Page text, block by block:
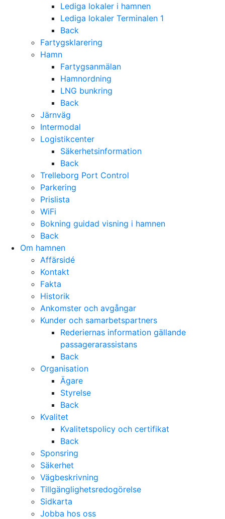
Lediga lokaler i hamnen
Lediga lokaler Terminalen 1
Back
Fartygsklarering
Hamn
Fartygsanmälan
Hamnordning
LNG bunkring
Back
Järnväg
Intermodal
Logistikcenter
Säkerhetsinformation
Back
Trelleborg Port Control
Parkering
Prislista
WiFi
Bokning guidad visning i hamnen
Back
Om hamnen
Affärsidé
Kontakt
Fakta
Historik
Ankomster och avgångar
Kunder och samarbetspartners
Rederiernas information gällande
passagerarassistans
Back
Organisation
Ägare
Styrelse
Back
Kvalitet
Kvalitetspolicy och certifikat
Back
Sponsring
Säkerhet
Vägbeskrivning
Tillgänglighetsredogörelse
Sidkarta
Jobba hos oss